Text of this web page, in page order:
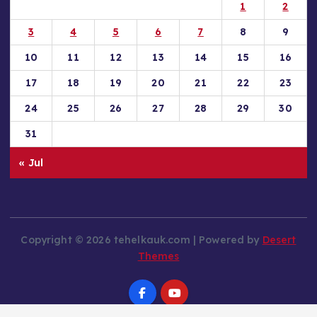
1
2
3
4 5 6 7 8
9
10
11 12 13 14 15
16
17
18 19 20 21 22
23
24
25 26 27 28 29
30
31
« Jul
Copyright © 2026 tehelkauk.com | Powered by Desert
Themes